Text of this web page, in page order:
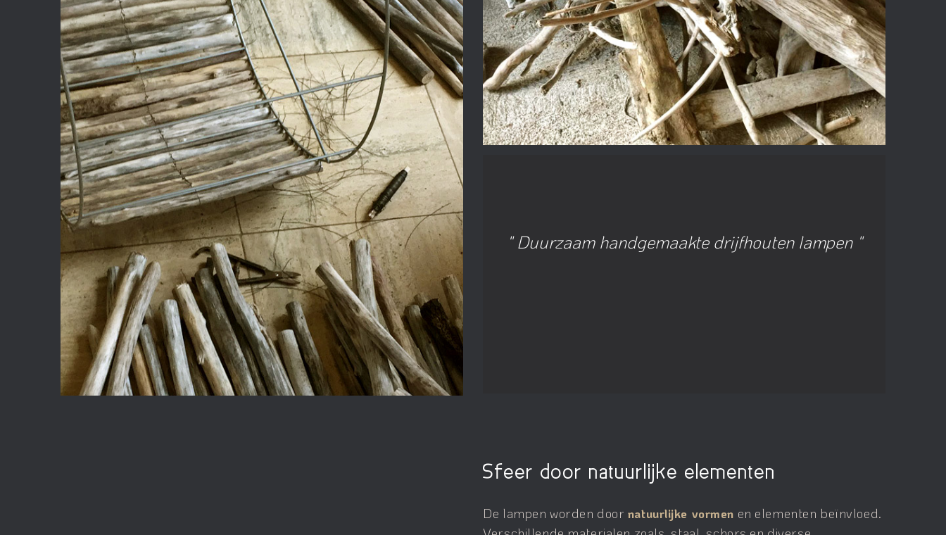
Duurzaam handgemaakte drijfhouten lampen
Sfeer door natuurlijke elementen
De lampen worden door natuurlijke vormen en elementen beïnvloed.